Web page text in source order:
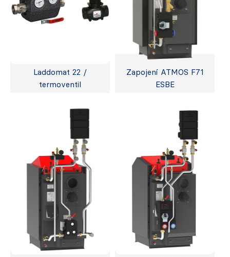
Laddomat 22 /
termoventil
Zapojení ATMOS F71
ESBE